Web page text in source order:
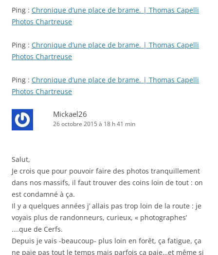
Ping : Chronique d’une place de brame. | Thomas Capelli
Photos Chartreuse
Ping : Chronique d’une place de brame. | Thomas Capelli
Photos Chartreuse
Ping : Chronique d’une place de brame. | Thomas Capelli
Photos Chartreuse
Mickael26
26 octobre 2015 à 18 h 41 min
Salut,
Je crois que pour pouvoir faire des photos tranquillement
dans nos massifs, il faut trouver des coins loin de tout : on
est condamné à ça.
Il y a quelques années j’ allais pas trop loin de la route : je
voyais plus de randonneurs, curieux, « photographes’
….que de Cerfs.
Depuis je vais -beaucoup- plus loin en forêt, ça fatigue, ça
ne paie pas tout le temps mais parfois ça paie…et même si